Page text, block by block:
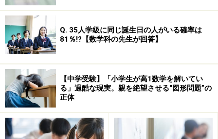
>> 中学・高校の学校教育費比較
※記事内容は執筆時点のものです。最新の内容をご確認くださ
い。
1/3 次のページへ
Q. 35人学級に同じ誕生日の人がいる確率は
81％!?【数学科の先生が回答】
【中学受験】「小学生が高1数学を解いてい
る」過酷な現実。親を絶望させる“図形問題”の
正体